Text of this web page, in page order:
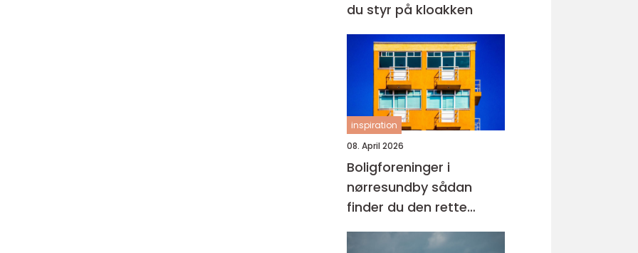
du styr på kloakken
inspiration
08. April 2026
Boligforeninger i
nørresundby sådan
finder du den rette
lejebolig